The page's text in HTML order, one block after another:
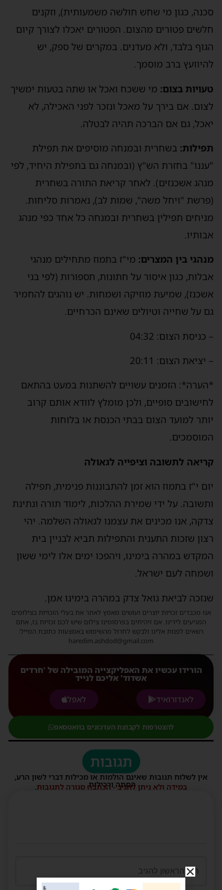
סכנה, כגון מי שחש חולשה משמעותית), וזקנים
חלשים פטורים מהצום. הפטורים יאכלו לצורך קיום
הגוף בלבד, ולא מעדנים. במקרים של ספק, יש
להיוועץ ברב מוסמך.
טעויות בצום: מי ששכח ואכל או שתה בטעות ימשיך
לצום. אם בירך על מאכל ונזכר לפני האכילה, לא
יאכל, גם אם הברכה תהיה לבטלה.
תפילות: בשחרית ובמנחה מוסיפים את תפילת
"עננו" בחזרת הש"ץ (ובמנחה גם בתפילת היחיד, לפי
מנהג אשכנזים). לאחר קריאת התורה בשחרית
(פרשת "ויחל משה", שמות לב), נאמרות סליחות.
מניחים תפילין בשחרית ובמנחה כל אחד כפי מנהג
אבותיו.
מנהגי בין המצרים: מי"ז בתמוז מתחילים מנהגי
אבלות, כגון איסור על חתונות, תספורות (לפי בני
אשכנז), שמיעת מוזיקה ושמחות. יש נוהגים להחמיר
גם על שחייה וטיולים שאינם הכרחיים.
– כניסת הצום: 04:32
– יציאת הצום: 20:11
*הערה*: הזמנים עשויים להשתנות במעט בהתאם
לחישובים סופיים, ולכן מומלץ לוודא אותם קרוב
יותר למועד הצום בבתי הכנסת או בלוחות
המוסמכים.
קריאה לתשובה וציפייה לגאולה
יום י"ז בתמוז הוא זמן להתבוננות פנימית, תפילה
ותשובה. על ידי שמירת ההלכות, לימוד תורה ונתינת
צדקה, אנו מכינים את עצמנו לגאולה השלמה. יהי
רצון שזכות התענית והתפילות תביא לבניין בית
המקדש במהרה בימינו, ויהפכו ימים אלו לימי ששון
ושמחה לעם ישראל.
שנזכה לביאת גואל צדק במהרה בימינו אמן.
אנו מכבדים זכויות יוצרים ועושים מאמץ לאתר את בעלי הזכויות בצילומים
המגיעים לידינו. אם זיהיתים בפרסומינו צילום שיש לכם זכויות בו, אתם
רשאים לפנות אלינו ולבקש לחדול מהשימוש באמצעות כתובת המייל:
haredim.ashdod@gmail.com
הורידו עכשיו את האפליקצייה המובילה של 'חרדים
אשדוד' אליכם לנייד
לאנדורואיד
לאפל
להצטרפות לקבוצת העדכונים בוואטסאפ
תגובות
אין לשלוח תגובות שאינם הולמות או מכילות דברי לשון הרע,
הסתה ורכילות.
במידה ולא ניתן להגיב - הכתבה סגורה לתגובות.